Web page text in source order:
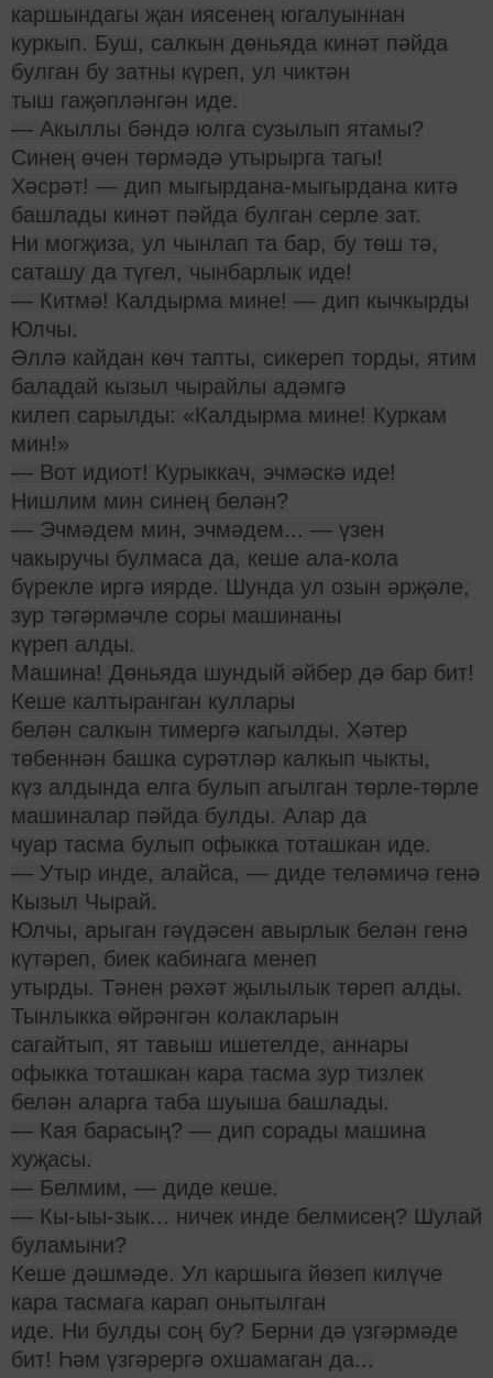
каршындагы җан иясенең югалуыннан
куркып. Буш, салкын дөньяда кинәт пәйда
булган бу затны күреп, ул чиктән
тыш гаҗәпләнгән иде.
— Акыллы бәндә юлга сузылып ятамы?
Синең өчен төрмәдә утырырга тагы!
Хәсрәт! — дип мыгырдана-мыгырдана китә
башлады кинәт пәйда булган серле зат.
Ни могҗиза, ул чынлап та бар, бу төш тә,
саташу да түгел, чынбарлык иде!
— Китмә! Калдырма мине! — дип кычкырды
Юлчы.
Әллә кайдан көч тапты, сикереп торды, ятим
баладай кызыл чырайлы адәмгә
килеп сарылды: «Калдырма мине! Куркам
мин!»
— Вот идиот! Курыккач, эчмәскә иде!
Нишлим мин синең белән?
— Эчмәдем мин, эчмәдем... — үзен
чакыручы булмаса да, кеше ала-кола
бүрекле иргә иярде. Шунда ул озын әрҗәле,
зур тәгәрмәчле соры машинаны
күреп алды.
Машина! Дөньяда шундый әйбер дә бар бит!
Кеше калтыранган куллары
белән салкын тимергә кагылды. Хәтер
төбеннән башка сурәтләр калкып чыкты,
күз алдында елга булып агылган төрле-төрле
машиналар пәйда булды. Алар да
чуар тасма булып офыкка тоташкан иде.
— Утыр инде, алайса, — диде теләмичә генә
Кызыл Чырай.
Юлчы, арыган гәүдәсен авырлык белән генә
күтәреп, биек кабинага менеп
утырды. Тәнен рәхәт җылылык төреп алды.
Тынлыкка өйрәнгән колакларын
сагайтып, ят тавыш ишетелде, аннары
офыкка тоташкан кара тасма зур тизлек
белән аларга таба шуыша башлады.
— Кая барасың? — дип сорады машина
хуҗасы.
— Белмим, — диде кеше.
— Кы-ыы-зык... ничек инде белмисең? Шулай
буламыни?
Кеше дәшмәде. Ул каршыга йөзеп килүче
кара тасмага карап онытылган
иде. Ни булды соң бу? Берни дә үзгәрмәде
бит! Һәм үзгәрергә охшамаган да...